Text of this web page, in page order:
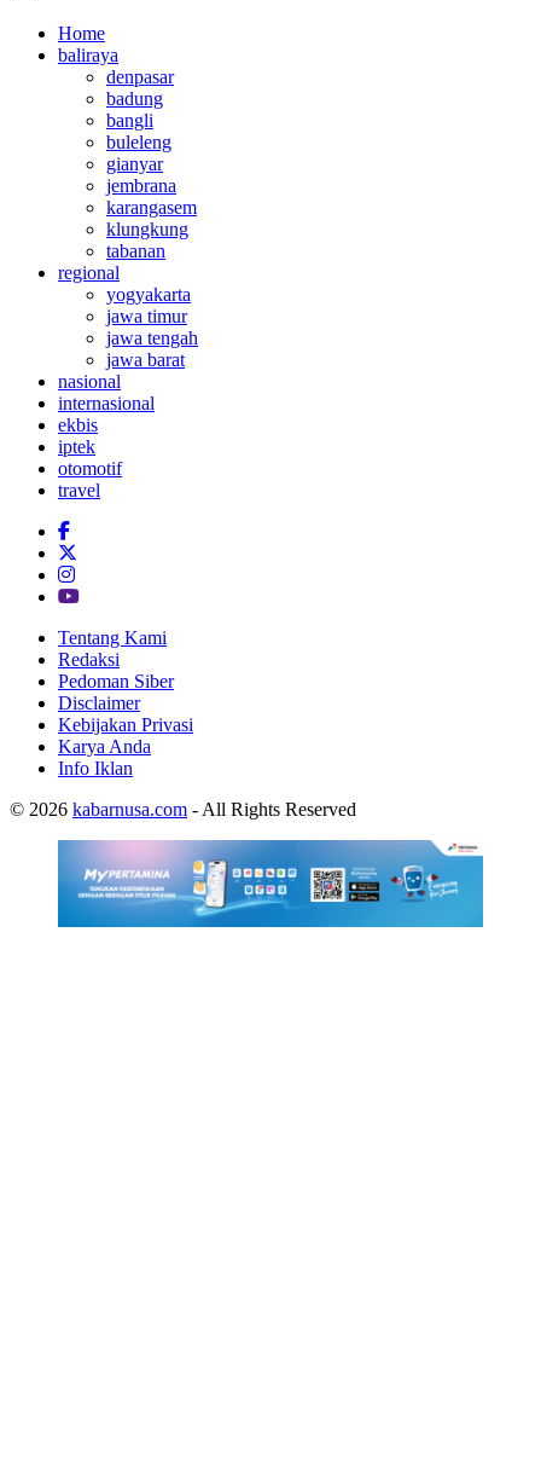
Home
baliraya
denpasar
badung
bangli
buleleng
gianyar
jembrana
karangasem
klungkung
tabanan
regional
yogyakarta
jawa timur
jawa tengah
jawa barat
nasional
internasional
ekbis
iptek
otomotif
travel
Tentang Kami
Redaksi
Pedoman Siber
Disclaimer
Kebijakan Privasi
Karya Anda
Info Iklan
© 2026 kabarnusa.com - All Rights Reserved